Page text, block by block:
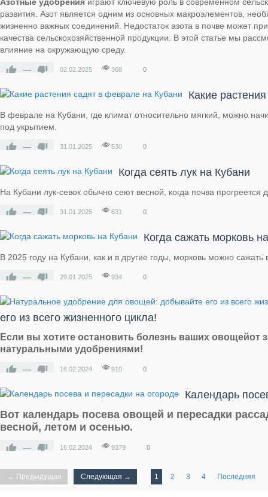
Азотные удобрения играют ключевую роль в современном
развития. Азот является одним из основных макроэлементов,
жизненно важных соединений. Недостаток азота в почве может
качества сельскохозяйственной продукции. В этой статье мы
влияние на окружающую среду.
— 02.02.2025 368 0
Какие
В феврале на Кубани, где климат относительно мягкий, можно
под укрытием.
— 31.01.2025 530 0
Когда сеять лук на Кубани
На Кубани лук-севок обычно сеют весной, когда почва
— 31.01.2025 631 0
Когда сажать морковь
В 2025 году на Кубани, как и в другие годы, морковь можно сажать
— 29.01.2025 934 0
его из всего жизненного цикла!
Если вы хотите остановить болезнь ваших овощейот
натуральными удобрениями!
— 16.02.2024 910 0
Календарь
Вот календарь посева овощей и пересадки
весной, летом и осенью.
— 16.02.2024 9379 0
← Предыдущая Следующая → 1 2 3 4 Последняя